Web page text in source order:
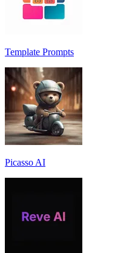
Template Prompts
Picasso AI